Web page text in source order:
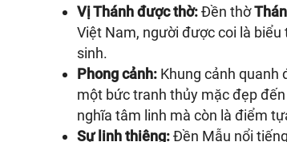
Vị Thánh được thờ:Đền thờ
Việt Nam, người được coi là biểu
sinh.
Phong cảnh: Khung cảnh quanh
một bức tranh thủy mặc đẹp
nghĩa tâm linh mà còn là điểm
Sự linh thiêng:Đền Mẫu nổi